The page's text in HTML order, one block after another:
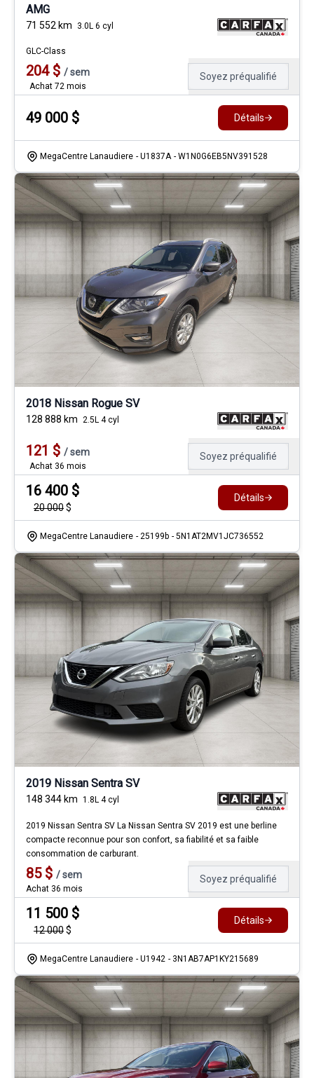
AMG
71 552 km 3.0L 6 cyl
GLC-Class
204$ /sem
Achat 72 mois
Soyez préqualifié
49 000 $ Détails
MegaCentre Lanaudiere - U1837A - W1N0G6EB5NV391528
2018 Nissan Rogue SV
128 888 km 2.5L 4 cyl
121 $ /sem
Achat 36 mois
Soyez préqualifié
16 400 $
20 000$
Détails
MegaCentre Lanaudiere - 25199b - 5N1AT2MV1JC736552
2019 Nissan Sentra SV
148 344 km 1.8L 4 cyl
2019 Nissan Sentra SV La Nissan Sentra SV 2019 est une berline
compacte reconnue pour son confort, sa fiabilité et sa faible
consommation de carburant.
85$ /sem
Achat 36 mois
Soyez préqualifié
11 500 $
12 000$
Détails
MegaCentre Lanaudiere - U1942 - 3N1AB7AP1KY215689